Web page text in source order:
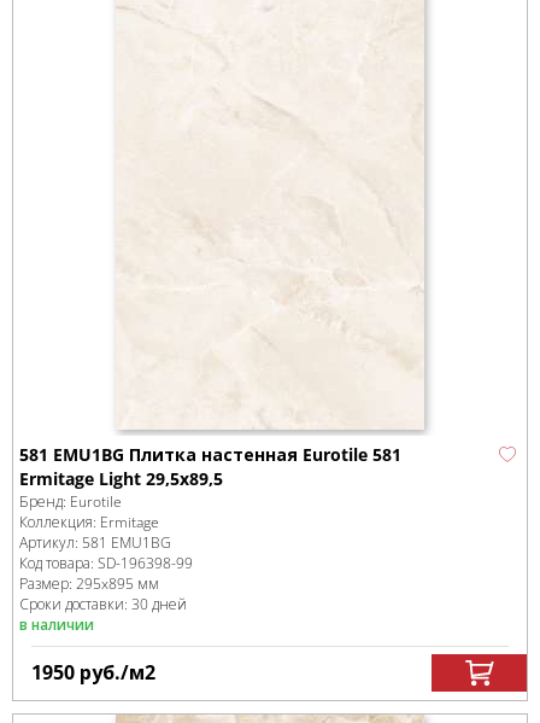
581 EMU1BG Плитка настенная Eurotile 581
Ermitage Light 29,5х89,5
Бренд: Eurotile
Коллекция: Ermitage
Артикул: 581 EMU1BG
Код товара: SD-196398-99
Размер: 295x895 мм
Сроки доставки: 30 дней
в наличии
1950 руб./м2